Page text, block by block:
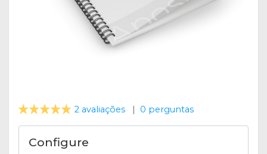
2 avaliações | 0 perguntas
Configure